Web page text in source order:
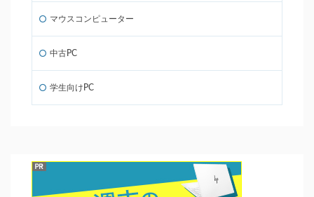
マウスコンピューター
中古PC
学生向けPC